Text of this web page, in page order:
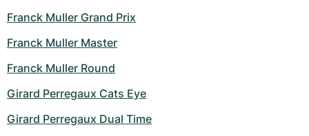
Franck Muller Grand Prix
Franck Muller Master
Franck Muller Round
Girard Perregaux Cats Eye
Girard Perregaux Dual Time